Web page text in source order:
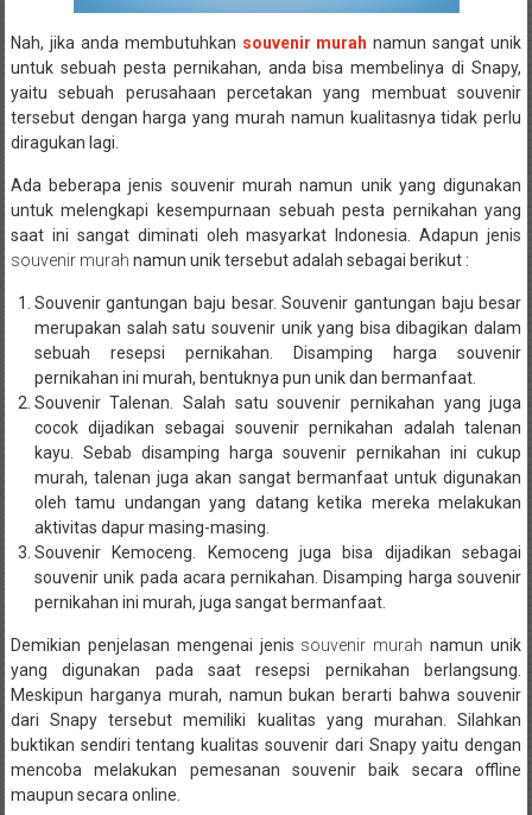
Nah, jika anda membutuhkan souvenir murah namun sangat unik
untuk sebuah pesta pernikahan, anda bisa membelinya di Snapy,
yaitu sebuah perusahaan percetakan yang membuat souvenir
tersebut dengan harga yang murah namun kualitasnya tidak perlu
diragukan lagi.
Ada beberapa jenis souvenir murah namun unik yang digunakan
untuk melengkapi kesempurnaan sebuah pesta pernikahan yang
saat ini sangat diminati oleh masyarkat Indonesia. Adapun jenis
souvenir murah namun unik tersebut adalah sebagai berikut :
Souvenir gantungan baju besar. Souvenir gantungan baju besar
merupakan salah satu souvenir unik yang bisa dibagikan dalam
sebuah resepsi pernikahan. Disamping
harga souvenir
pernikahan ini murah, bentuknya pun unik dan bermanfaat.
Souvenir Talenan.Salah satu souvenir pernikahan yang juga
cocok dijadikan sebagai souvenir pernikahan adalah talenan
kayu. Sebab disamping harga souvenir pernikahan ini cukup
murah, talenan juga akan sangat bermanfaat untuk digunakan
oleh tamu undangan yang datang ketika mereka melakukan
aktivitas dapur masing-masing.
Souvenir Kemoceng. Kemoceng juga bisa dijadikan sebagai
souvenir unik pada acara pernikahan. Disamping harga souvenir
pernikahan ini murah, juga sangat bermanfaat.
Demikian penjelasan mengenai jenis souvenir murah namun unik
yang digunakan pada saat resepsi pernikahan berlangsung.
Meskipun harganya murah, namun bukan berarti bahwa souvenir
dari Snapy tersebut memiliki kualitas yang murahan. Silahkan
buktikan sendiri tentang kualitas souvenir dari Snapy yaitu dengan
mencoba melakukan pemesanan souvenir baik secara offline
maupun secara online.